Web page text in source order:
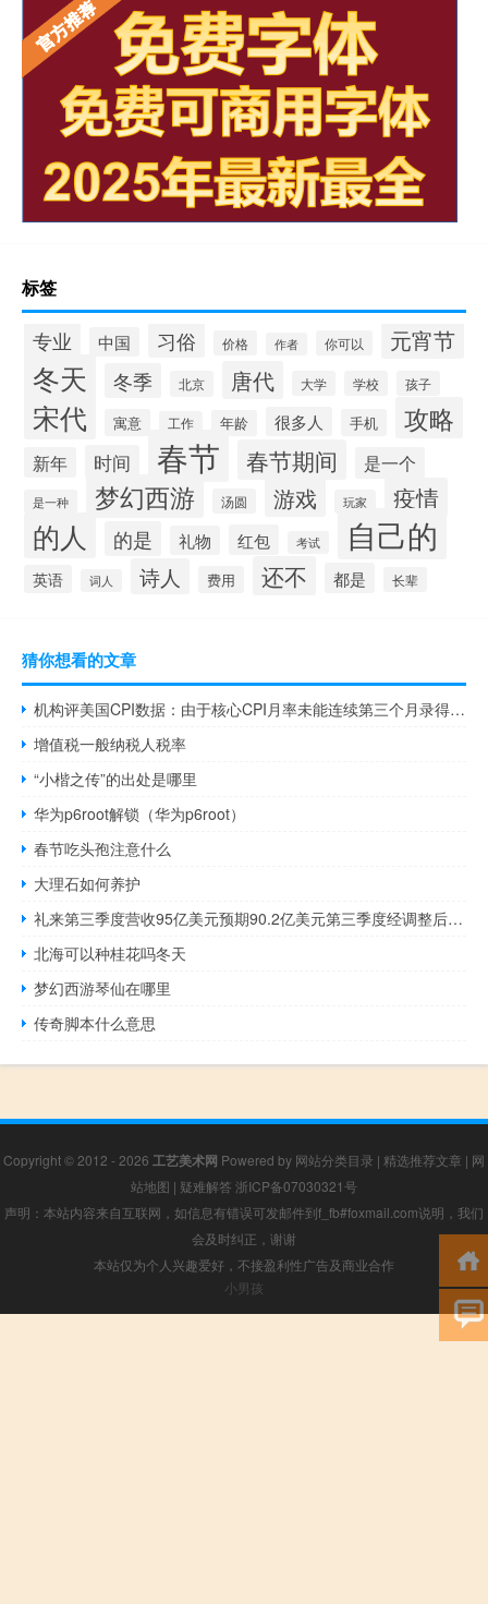
标签
专业 中国 习俗 价格 作者 你可以 元宵节
冬天 冬季 北京 唐代 大学 学校 孩子
宋代 寓意 工作 年龄 很多人 手机 攻略
新年 时间 春节 春节期间 是一个
是一种 梦幻西游 汤圆 游戏 玩家 疫情
的人 的是 礼物 红包 考试 自己的
英语 词人 诗人 费用 还不 都是 长辈
猜你想看的文章
机构评美国CPI数据：由于核心CPI月率未能连续第三个月录得0.2%反而涨至0.3%这对美联储来说无疑是令人失望的这说明美联储今年晚些时候仍有可能再次加息
增值税一般纳税人税率
“小楷之传”的出处是哪里
华为p6root解锁（华为p6root）
春节吃头孢注意什么
大理石如何养护
礼来第三季度营收95亿美元预期90.2亿美元第三季度经调整后每股收益10美分上年同期1.98美元礼来维持营收指引不变
北海可以种桂花吗冬天
梦幻西游琴仙在哪里
传奇脚本什么意思
Copyright © 2012 - 2026 工艺美术网 Powered by 网站分类目录 | 精选推荐文章 | 网
站地图 | 疑难解答 浙ICP备07030321号
声明：本站内容来自互联网，如信息有错误可发邮件到f_fb#foxmail.com说明，我们
会及时纠正，谢谢
本站仅为个人兴趣爱好，不接盈利性广告及商业合作
小男孩